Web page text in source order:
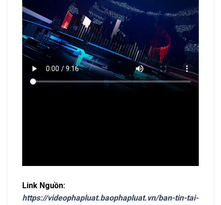
Link Nguồn:
https://videophapluat.baophapluat.vn/ban-tin-tai-